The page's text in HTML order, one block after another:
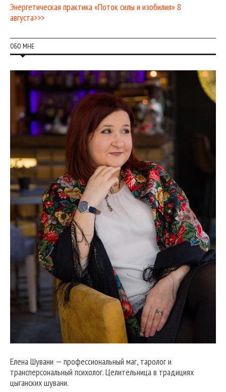
Энергетическая практика «Поток силы и изобилия» 8
августа>>>
ОБО МНЕ
Елена Шувани — профессиональный маг, таролог и
трансперсональный психолог. Целительница в традициях
цыганских шувани.